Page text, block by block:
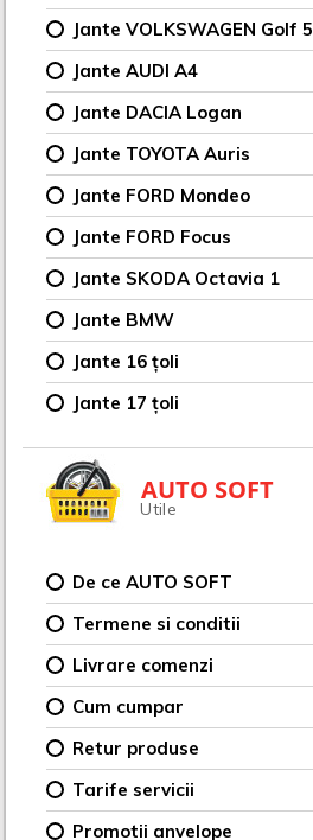
Jante VOLKSWAGEN Golf 5
Jante AUDI A4
Jante DACIA Logan
Jante TOYOTA Auris
Jante FORD Mondeo
Jante FORD Focus
Jante SKODA Octavia 1
Jante BMW
Jante 16 țoli
Jante 17 țoli
AUTO SOFT
Utile
De ce AUTO SOFT
Termene si conditii
Livrare comenzi
Cum cumpar
Retur produse
Tarife servicii
Promotii anvelope